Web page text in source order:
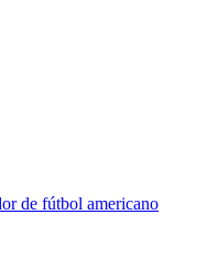
de fútbol americano